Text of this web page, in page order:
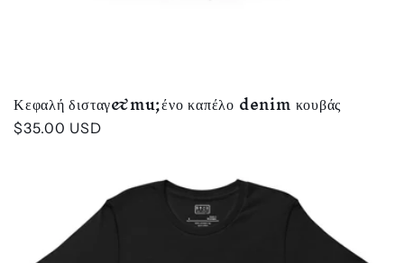
Κεφαλή δισταγ&mu;ένο καπέλο denim κουβάς
Κανονική
$35.00 USD